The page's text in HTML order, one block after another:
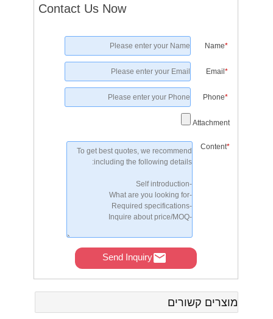
Contact Us Now
*
Name
*
Email
*
Phone
Attachment
*
Content
Send Inquiry
מוצרים קשורים